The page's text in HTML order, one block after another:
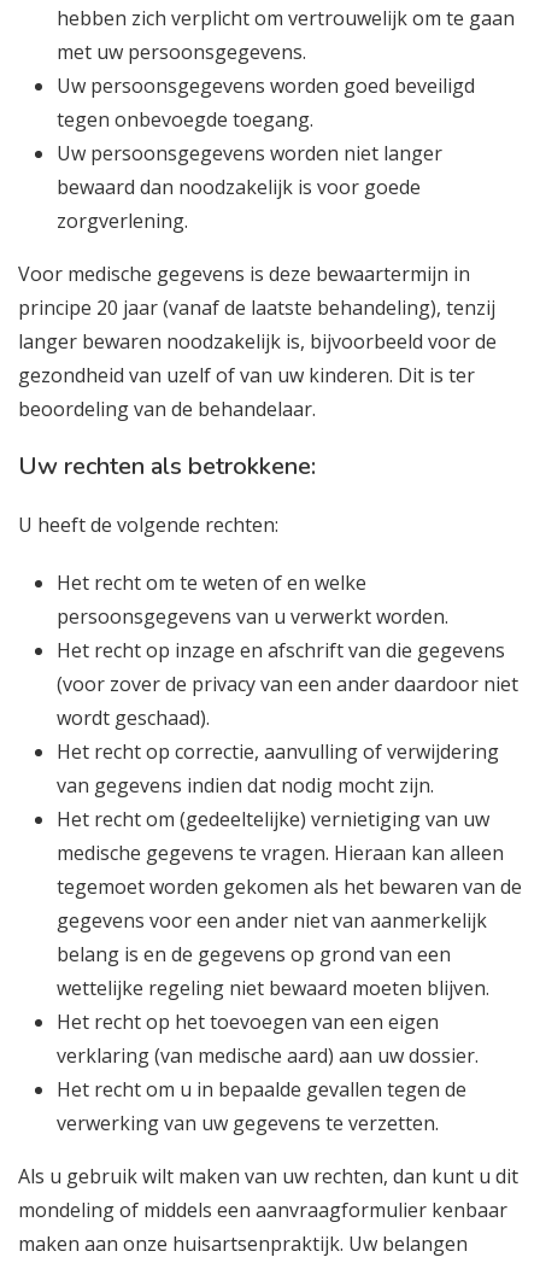
hebben zich verplicht om vertrouwelijk om te gaan
met uw persoonsgegevens.
Uw persoonsgegevens worden goed beveiligd
tegen onbevoegde toegang.
⁠Uw persoonsgegevens worden niet langer
bewaard dan noodzakelijk is voor goede
zorgverlening.
Voor medische gegevens is deze bewaartermijn in
principe 20 jaar (vanaf de laatste behandeling), tenzij
langer bewaren noodzakelijk is, bijvoorbeeld voor de
gezondheid van uzelf of van uw kinderen. Dit is ter
beoordeling van de behandelaar.
Uw rechten als betrokkene:
U heeft de volgende rechten:
⁠Het recht om te weten of en welke
persoonsgegevens van u verwerkt worden.
Het recht op inzage en afschrift van die gegevens
(voor zover de privacy van een ander daardoor niet
wordt geschaad).
⁠Het recht op correctie, aanvulling of verwijdering
van gegevens indien dat nodig mocht zijn.
Het recht om (gedeeltelijke) vernietiging van uw
medische gegevens te vragen. Hieraan kan alleen
tegemoet worden gekomen als het bewaren van de
gegevens voor een ander niet van aanmerkelijk
belang is en de gegevens op grond van een
wettelijke regeling niet bewaard moeten blijven.
Het recht op het toevoegen van een eigen
verklaring (van medische aard) aan uw dossier.
Het recht om u in bepaalde gevallen tegen de
verwerking van uw gegevens te verzetten.
Als u gebruik wilt maken van uw rechten, dan kunt u dit
mondeling of middels een aanvraagformulier kenbaar
maken aan onze huisartsenpraktijk. Uw belangen